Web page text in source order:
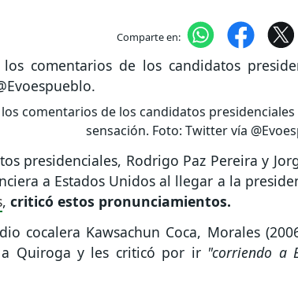
Comparte en:
comentarios de los candidatos
sensación. Foto: Twitter vía
presidenciales, Rodrigo Paz Pereira y
a Estados Unidos al llegar a la
, criticó estos pronunciamientos.
cocalera Kawsachun Coca, Morales
Quiroga y les criticó por ir "corriendo a